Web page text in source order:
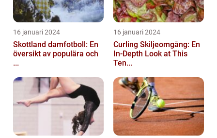
16 januari 2024
Skottland damfotboll: En
översikt av populära och
...
16 januari 2024
Curling Skiljeomgång: En
In-Depth Look at This
Ten...